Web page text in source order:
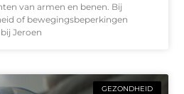
van armen en benen. Bij
of bewegingsbeperkingen
Jeroen
GEZONDHEID